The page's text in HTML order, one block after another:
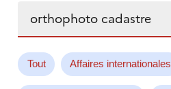
Tout Affaires internationales